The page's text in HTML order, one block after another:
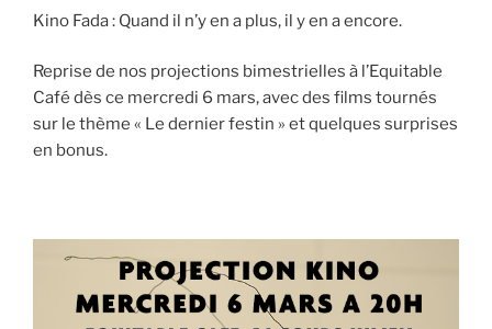
Kino Fada : Quand il n’y en a plus, il y en a encore.
Reprise de nos projections bimestrielles à l’Equitable
Café dès ce mercredi 6 mars, avec des films tournés
sur le thème « Le dernier festin » et quelques surprises
en bonus.